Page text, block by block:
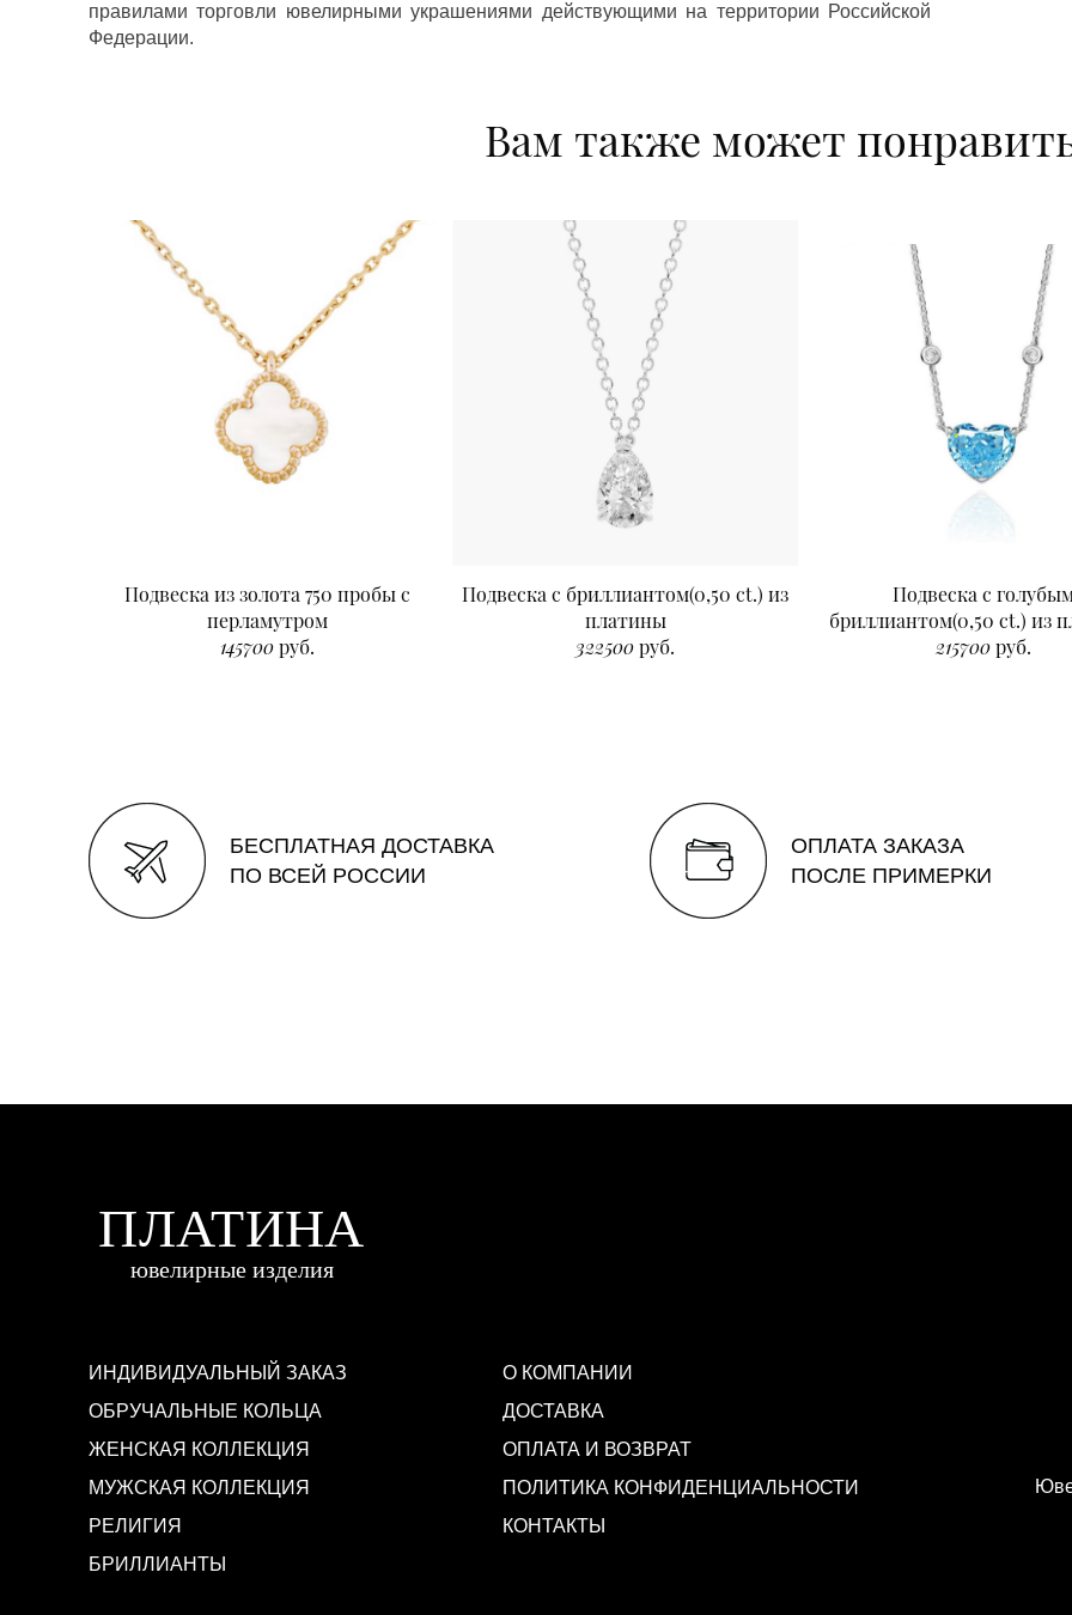
правилами торговли ювелирными украшениями действующими на территории Российской
Федерации.
Вам также может
Подвеска из золота 750 пробы с
перламутром
145700руб.
Подвеска с бриллиантом(0,50 ct.) из
платины
322500руб.
Подвеска с
бриллиантом(0,50 ct.) из
215700руб.
БЕСПЛАТНАЯ ДОСТАВКА
ПО ВСЕЙ РОССИИ
ОПЛАТА ЗАКАЗА
ПОСЛЕ ПРИМЕРКИ
ИНДИВИДУАЛЬНЫЙ ЗАКАЗ
ОБРУЧАЛЬНЫЕ КОЛЬЦА
ЖЕНСКАЯ КОЛЛЕКЦИЯ
МУЖСКАЯ КОЛЛЕКЦИЯ
РЕЛИГИЯ
БРИЛЛИАНТЫ
О КОМПАНИИ
ДОСТАВКА
ОПЛАТА И ВОЗВРАТ
ПОЛИТИКА КОНФИДЕНЦИАЛЬНОСТИ
КОНТАКТЫ